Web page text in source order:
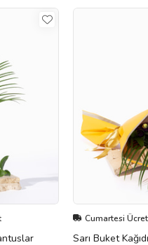
Cumartesi
Sarı Buket